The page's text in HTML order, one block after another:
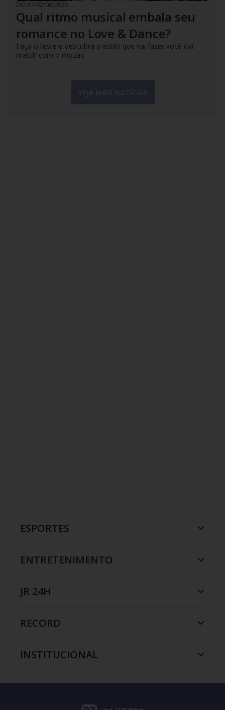
DO R7/02/06/2025
Qual ritmo musical embala seu
romance no Love & Dance?
Faça o teste e descubra o estilo que vai fazer você dar
match com o mozão
ESPORTES
ENTRETENIMENTO
JR 24H
RECORD
INSTITUCIONAL